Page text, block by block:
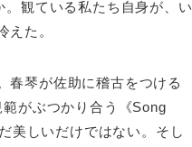
観ている私たち自身が、い
た。
春琴が佐助に稽古をつける
がぶつかり合う《Song
美しいだけではない。そし